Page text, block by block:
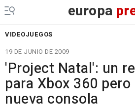
europa
VIDEOJUEGOS
19 DE JUNIO DE 2009
'Project Natal': un
para Xbox 360
nueva consola